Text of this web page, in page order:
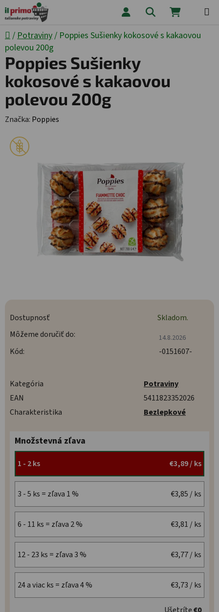
Prejsť na obsah Hľadať
Domov
/ Potraviny/ Poppies Sušienky kokosové s kakaovou
polevou 200g
Dostupnosť
Skladom.
Môžeme doručiť do:
14.8.2026
Kód: -0151607-
Kategória
Potraviny
EAN
5411823352026
Charakteristika
Bezlepkové
Množstevná zľava
1 - 2 ks €3,89/ ks
3 - 5 ks = zľava 1 % €3,85 / ks
6 - 11 ks = zľava 2 % €3,81 / ks
12 - 23 ks = zľava 3 % €3,77/ ks
24 a viac ks = zľava 4 % €3,73 / ks
Poppies Sušienky
kokosové s kakaovou
polevou 200g
Značka: Poppies